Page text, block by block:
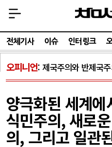
전체기사 이슈 인터링크
오피니언 제국주의와 반제국
양극화된 세계
식민주의, 새로
의, 그리고 일관